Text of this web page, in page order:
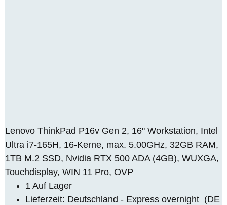
Lenovo ThinkPad P16v Gen 2, 16" Workstation, Intel
Ultra i7-165H, 16-Kerne, max. 5.00GHz, 32GB RAM,
1TB M.2 SSD, Nvidia RTX 500 ADA (4GB), WUXGA,
Touchdisplay, WIN 11 Pro, OVP
1 Auf Lager
Lieferzeit: Deutschland - Express overnight (DE